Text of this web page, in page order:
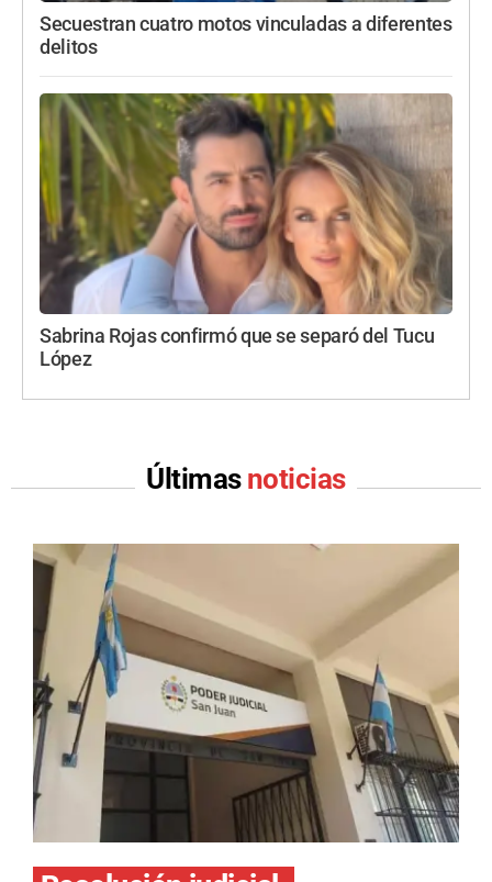
Secuestran cuatro motos vinculadas a diferentes
delitos
Sabrina Rojas confirmó que se separó del Tucu
López
Últimas noticias